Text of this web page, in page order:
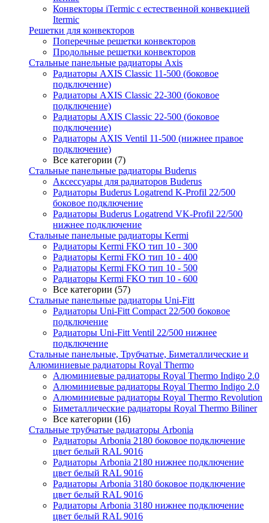
Конвекторы iTermic с естественной конвекцией
Itermic
Решетки для конвекторов
Поперечные решетки конвекторов
Продольные решетки конвекторов
Стальные панельные радиаторы Axis
Радиаторы AXIS Classic 11-500 (боковое
подключение)
Радиаторы AXIS Classic 22-300 (боковое
подключение)
Радиаторы AXIS Classic 22-500 (боковое
подключение)
Радиаторы AXIS Ventil 11-500 (нижнее правое
подключение)
Все категории (7)
Стальные панельные радиаторы Buderus
Аксессуары для радиаторов Buderus
Радиаторы Buderus Logatrend K-Profil 22/500
боковое подключение
Радиаторы Buderus Logatrend VK-Profil 22/500
нижнее подключение
Стальные панельные радиаторы Kermi
Радиаторы Kermi FKO тип 10 - 300
Радиаторы Kermi FKO тип 10 - 400
Радиаторы Kermi FKO тип 10 - 500
Радиаторы Kermi FKO тип 10 - 600
Все категории (57)
Стальные панельные радиаторы Uni-Fitt
Радиаторы Uni-Fitt Compact 22/500 боковое
подключение
Радиаторы Uni-Fitt Ventil 22/500 нижнее
подключение
Стальные панельные, Трубчатые, Биметаллические и
Алюминиевые радиаторы Royal Thermo
Алюминиевые радиаторы Royal Thermo Indigo 2.0
Алюминиевые радиаторы Royal Thermo Indigo 2.0
Алюминиевые радиаторы Royal Thermo Revolution
Биметаллические радиаторы Royal Thermo Biliner
Все категории (16)
Стальные трубчатые радиаторы Arbonia
Радиаторы Arbonia 2180 боковое подключение
цвет белый RAL 9016
Радиаторы Arbonia 2180 нижнее подключение
цвет белый RAL 9016
Радиаторы Arbonia 3180 боковое подключение
цвет белый RAL 9016
Радиаторы Arbonia 3180 нижнее подключение
цвет белый RAL 9016